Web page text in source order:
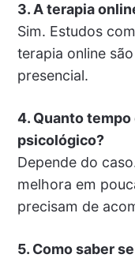
3. A terapia
Sim. Estudos
terapia online
presencial.
4. Quanto
psicológico?
Depende do
melhora em
precisam de
5. Como saber